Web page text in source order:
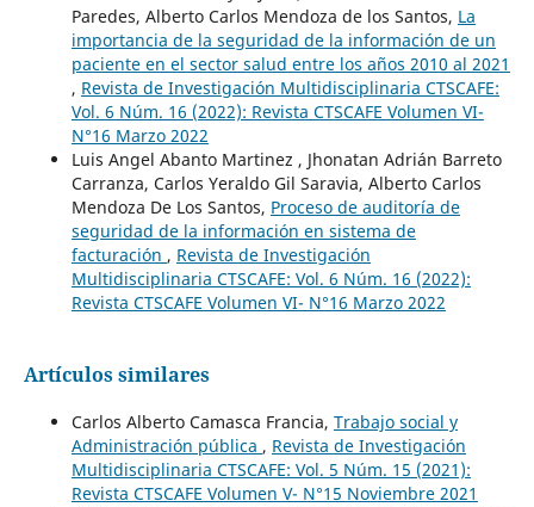
Paredes, Alberto Carlos Mendoza de los Santos, La
importancia de la seguridad de la información de un
paciente en el sector salud entre los años 2010 al 2021
, Revista de Investigación Multidisciplinaria CTSCAFE:
Vol. 6 Núm. 16 (2022): Revista CTSCAFE Volumen VI-
N°16 Marzo 2022
Luis Angel Abanto Martinez , Jhonatan Adrián Barreto
Carranza, Carlos Yeraldo Gil Saravia, Alberto Carlos
Mendoza De Los Santos, Proceso de auditoría de
seguridad de la información en sistema de
facturación , Revista de Investigación
Multidisciplinaria CTSCAFE: Vol. 6 Núm. 16 (2022):
Revista CTSCAFE Volumen VI- N°16 Marzo 2022
Artículos similares
Carlos Alberto Camasca Francia, Trabajo social y
Administración pública , Revista de Investigación
Multidisciplinaria CTSCAFE: Vol. 5 Núm. 15 (2021):
Revista CTSCAFE Volumen V- N°15 Noviembre 2021